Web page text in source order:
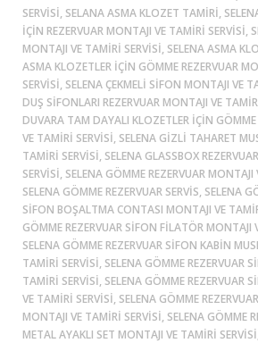
SERVISI, SELANA ASMA KLOZET TAMIRI,
IÇIN REZERVUAR MONTAJI VE TAMIRI SERVISI,
MONTAJI VE TAMIRI SERVISI, SELENA ASMA
ASMA KLOZETLER IÇIN GÖMME REZERVUAR
SERVISI, SELENA ÇEKMELI SIFON MONTAJI VE
DUŞ SIFONLARI REZERVUAR MONTAJI VE
DUVARA TAM DAYALI KLOZETLER IÇIN GÖMME
VE TAMIRI SERVISI, SELENA GIZLI TAHARET
TAMIRI SERVISI, SELENA GLASSBOX
SERVISI, SELENA GÖMME REZERVUAR
SELENA GÖMME REZERVUAR SERVIS, SELENA
SIFON BOŞALTMA CONTASI MONTAJI VE
GÖMME REZERVUAR SIFON FILATÖR MONTAJI
SELENA GÖMME REZERVUAR SIFON KABIN
TAMIRI SERVISI, SELENA GÖMME REZERVUAR
TAMIRI SERVISI, SELENA GÖMME REZERVUAR
VE TAMIRI SERVISI, SELENA GÖMME
MONTAJI VE TAMIRI SERVISI, SELENA GÖMME
METAL AYAKLI SET MONTAJI VE TAMIRI